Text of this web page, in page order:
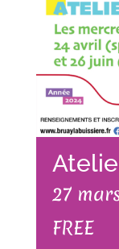
27
FREE